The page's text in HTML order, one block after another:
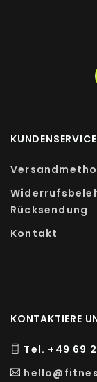
Der
ist auch
Konstitution,
Stress.
ZUTATEN
Mineralstoffen
L-
Füllstoff:
KUNDENSERVICE
Rücksendung
Kontakt
KONTAKTIERE
Tel. +49 69